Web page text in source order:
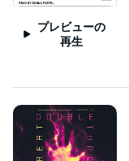
プレビューの
再生